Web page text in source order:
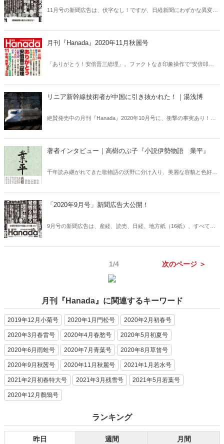
11月号の新聞広告は、伏字なし！ですが、日経新聞にわずかな異変あ
正銘の「違いがわかる男(女)」です。広告がおもしろければ、雑誌も
おもしろい！雑誌がおもしろければ、広告もおもしろい！いま読みた
月刊『Hanada』2020年11月秋麗号
「ありがとう！安倍晋三総理」。ファクトなき印象操作で“安倍叩
で、月刊『Hanada』でしか読めない記事が満載！「中国で拘束116日
間、はじめて明かされた全真相(独占スクープ！)」「津田大介、香山
り『総理宣言』」「最後まで返せなかった渡哲也への恩」「自粛スト
じない新聞やテレビにうんざりしている方たちに捧ぐ！
リニア新幹線技術者が中国に引き抜かれた！｜湯浅博
絶賛発売中の月刊『Hanada』2020年10月号に、衝撃の事実あり！
は……。
著者インタビュー｜高樹のぶ子『小説伊勢物語 業平』
千年読み継がれてきた歌物語の沃野に分け入り、美麗な容貌と色好み
きました」（「あとがき」より）という著者に業平の魅力などを語っ
ていただきました！
「2020年9月号」新聞広告大公開！
9月号の新聞広告は、産経、読売、日経、地方紙（16紙）、すべて伏
い記事が、ここにはある！1/4 次のページ ＞
月刊『Hanada』に関連するキーワード
2019年12月小菊号 2020年1月門松号 2020年2月初春号
2020年3月春雷号 2020年4月春愁号 2020年5月初夏号
2020年6月雨蛙号 2020年7月青葉号 2020年8月草笛号
2020年9月秋茜号 2020年11月秋麗号 2021年1月若水号
2021年2月初春特大号 2021年3月残雪号 2021年5月若葉号
2020年12月鶺鴒号
ランキング
昨日 週間 月間